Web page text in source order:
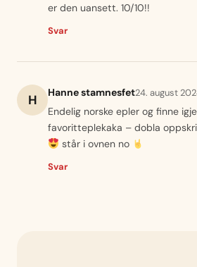
er den uansett. 10/10!!
Svar
H Hanne stamnesfet24. august
Endelig norske epler og finne
favoritteplekaka – dobla
står i ovnen no
Svar